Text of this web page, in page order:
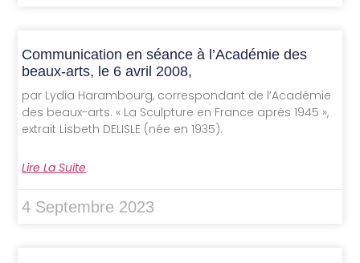
Communication en séance à l’Académie des
beaux-arts, le 6 avril 2008,
par Lydia Harambourg, correspondant de l’Académie
des beaux-arts. « La Sculpture en France après 1945 »,
extrait Lisbeth DELISLE (née en 1935).
Lire La Suite
4 Septembre 2023